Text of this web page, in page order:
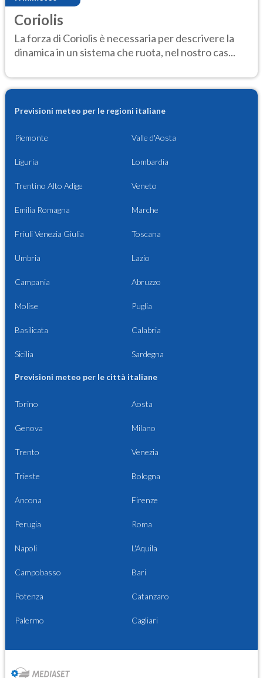
Coriolis
La forza di Coriolis è necessaria per descrivere la
dinamica in un sistema che ruota, nel nostro cas...
Previsioni meteo per le regioni italiane
Piemonte Valle d'Aosta
Liguria Lombardia
Trentino Alto Adige Veneto
Emilia Romagna Marche
Friuli Venezia Giulia Toscana
Umbria Lazio
Campania Abruzzo
Molise Puglia
Basilicata Calabria
Sicilia Sardegna
Previsioni meteo per le città italiane
Torino Aosta
Genova Milano
Trento Venezia
Trieste Bologna
Ancona Firenze
Perugia Roma
Napoli L'Aquila
Campobasso Bari
Potenza Catanzaro
Palermo Cagliari